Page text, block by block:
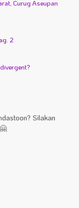
Curug Aseupan
2
Silakan